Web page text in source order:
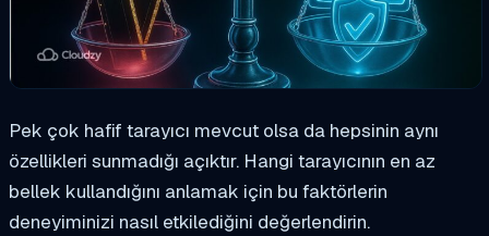
Pek çok hafif tarayıcı mevcut olsa da hepsinin aynı
özellikleri sunmadığı açıktır. Hangi tarayıcının en az
bellek kullandığını anlamak için bu faktörlerin
deneyiminizi nasıl etkilediğini değerlendirin.